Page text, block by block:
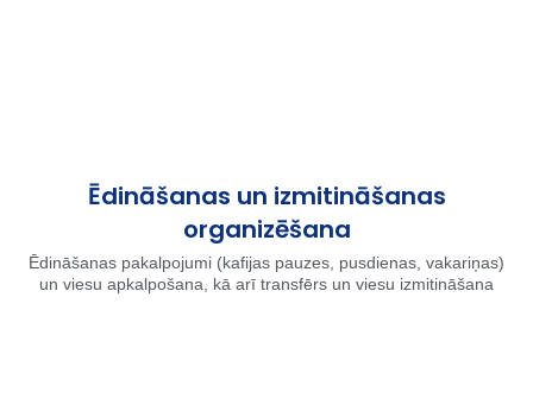
Ēdināšanas un izmitināšanas
organizēšana
Ēdināšanas pakalpojumi (kafijas pauzes, pusdienas, vakariņas)
un viesu apkalpošana, kā arī transfērs un viesu izmitināšana